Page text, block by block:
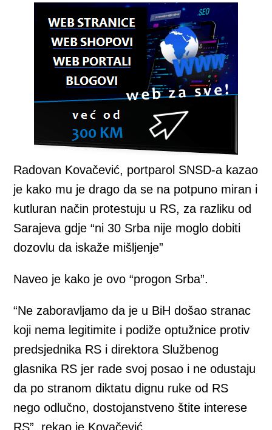
Radovan Kovačević, portparol SNSD-a kazao
je kako mu je drago da se na potpuno miran i
kutluran način protestuju u RS, za razliku od
Sarajeva gdje “ni 30 Srba nije moglo dobiti
dozovlu da iskaže mišljenje”
Naveo je kako je ovo “progon Srba”.
“Ne zaboravljamo da je u BiH došao stranac
koji nema legitimite i podiže optužnice protiv
predsjednika RS i direktora Službenog
glasnika RS jer rade svoj posao i ne odustaju
da po stranom diktatu dignu ruke od RS
nego odlučno, dostojanstveno štite interese
RS”, rekao je Kovačević.